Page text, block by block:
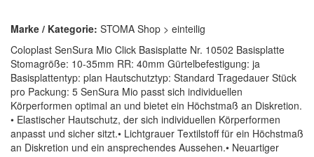
Marke / Kategorie: STOMA Shop > einteilig
Coloplast SenSura Mio Click Basisplatte Nr. 10502 Basisplatte
Stomagröße: 10-35mm RR: 40mm Gürtelbefestigung: ja
Basisplattentyp: plan Hautschutztyp: Standard Tragedauer Stück
pro Packung: 5 SenSura Mio passt sich individuellen
Körperformen optimal an und bietet ein Höchstmaß an Diskretion.
• Elastischer Hautschutz, der sich individuellen Körperformen
anpasst und sicher sitzt.• Lichtgrauer Textilstoff für ein Höchstmaß
an Diskretion und ein ansprechendes Aussehen.• Neuartiger